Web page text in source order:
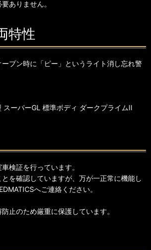
ありません。
特性
プン時に「ピー」というライト消し忘れ警
ーパーGL 標準ボディ ダークプライムII
検証を行っています。
を確認していますが、万が一正常に機能し
へご連絡ください。
止のため厳重に保護しています。